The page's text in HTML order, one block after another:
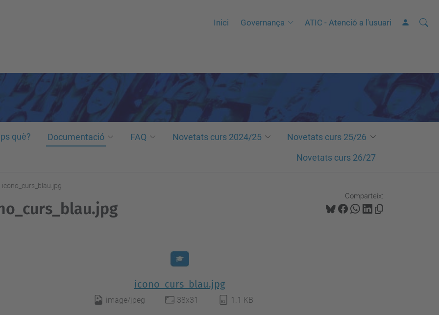
Inici Governança ATIC - Atenció a l'usuari Cerca
C
a
què? Documentació FAQ Novetats curs 2024/25
Novetats curs 25/26
Novetats curs 26/27
icono_curs_blau.jpg
Comparteix:
icono_curs_blau.jpg
image/jpeg 38x31 1.1 KB